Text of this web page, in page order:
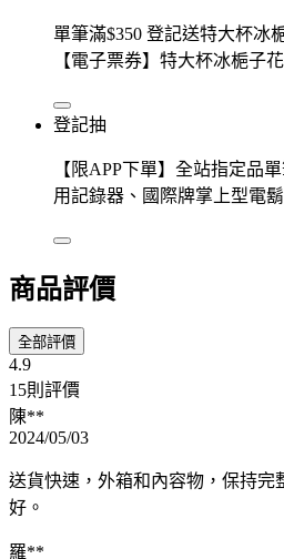
單筆滿$350 登記送特大杯冰
【電子票券】特大杯冰梔子
登記抽
【限APP下單】全站指定品
用記錄器、國際牌掌上型電
商品評價
全部評價
4.9
15則評價
陳**
2024/05/03
送貨快速，外箱和內容物，保持完
好。
羅**